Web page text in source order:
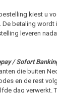
kiest u
De betaling
leveren
/ Sofort
die buiten
en de rest
dag verwerkt.